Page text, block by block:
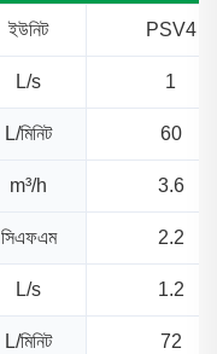
ইউনিট PSV4
L/s 1
L/মিনিট 60
m³/h 3.6
সিএফএম 2.2
L/s 1.2
L/মিনিট 72